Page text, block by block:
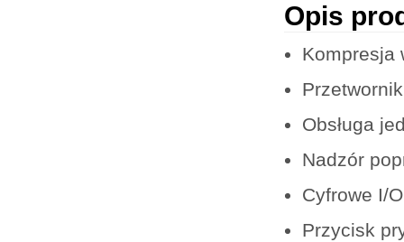
Opis
Kompresja
Obsługa
Nadzór
Cyfrowe I/
Przycisk